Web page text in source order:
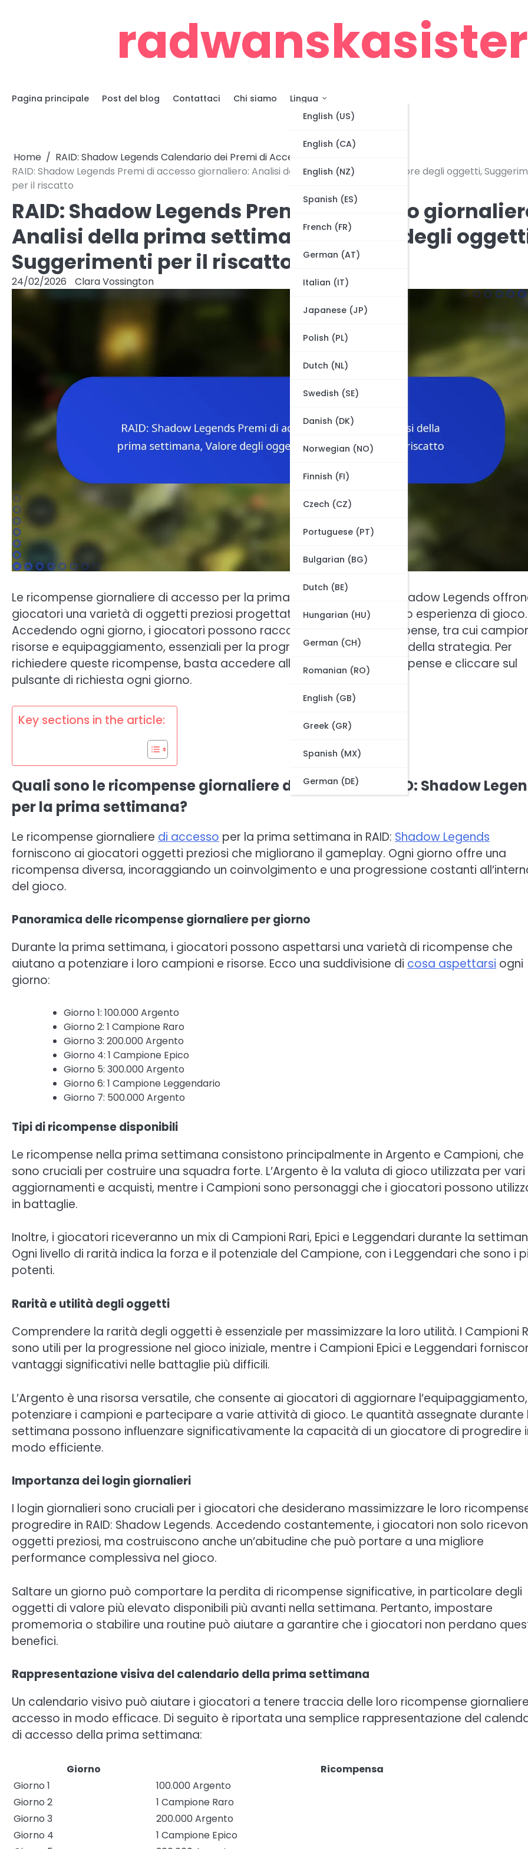
Pagina principale Post del blog Contattaci Chi siamo
Lingua
English (US)
English (CA)
English (NZ)
Spanish (ES)
French (FR)
German (AT)
Italian (IT)
Japanese (JP)
Polish (PL)
Dutch (NL)
Swedish (SE)
Danish (DK)
Norwegian (NO)
Finnish (FI)
Czech (CZ)
Portuguese (PT)
Bulgarian (BG)
Dutch (BE)
Hungarian (HU)
German (CH)
Romanian (RO)
English (GB)
Greek (GR)
Spanish (MX)
German (DE)
Home
RAID: Shadow Legends Calendario dei Premi di Accesso Giornaliero
RAID: Shadow Legends Premi di accesso giornaliero: Analisi della prima settimana, Valore degli oggetti,
per il riscatto
RAID: Shadow Legends Premi di accesso
Analisi della prima settimana, Valore degli
Suggerimenti per il riscatto
24/02/2026 Clara Vossington
Le ricompense giornaliere di accesso per la prima settimana in RAID: Shadow Legends
giocatori una varietà di oggetti preziosi progettati per migliorare la loro esperienza di gioco.
Accedendo ogni giorno, i giocatori possono raccogliere diverse ricompense, tra cui
risorse e equipaggiamento, essenziali per la progressione e lo sviluppo della strategia. Per
richiedere queste ricompense, basta accedere alla sezione delle ricompense e cliccare sul
pulsante di richiesta ogni giorno.
Key sections in the article:
Quali sono le ricompense giornaliere di accesso in RAID: Shadow
per la prima settimana?
Le ricompense giornaliere di accesso per la prima settimana in RAID: Shadow Legends
forniscono ai giocatori oggetti preziosi che migliorano il gameplay. Ogni giorno offre una
ricompensa diversa, incoraggiando un coinvolgimento e una progressione costanti
del gioco.
Panoramica delle ricompense giornaliere per giorno
Durante la prima settimana, i giocatori possono aspettarsi una varietà di ricompense che
aiutano a potenziare i loro campioni e risorse. Ecco una suddivisione di cosa aspettarsi ogni
giorno:
Giorno 1: 100.000 Argento
Giorno 2: 1 Campione Raro
Giorno 3: 200.000 Argento
Giorno 4: 1 Campione Epico
Giorno 5: 300.000 Argento
Giorno 6: 1 Campione Leggendario
Giorno 7: 500.000 Argento
Tipi di ricompense disponibili
Le ricompense nella prima settimana consistono principalmente in Argento e Campioni, che
sono cruciali per costruire una squadra forte. L’Argento è la valuta di gioco utilizzata per vari
aggiornamenti e acquisti, mentre i Campioni sono personaggi che i giocatori possono
in battaglie.
Inoltre, i giocatori riceveranno un mix di Campioni Rari, Epici e Leggendari durante la
Ogni livello di rarità indica la forza e il potenziale del Campione, con i Leggendari che sono i
potenti.
Rarità e utilità degli oggetti
Comprendere la rarità degli oggetti è essenziale per massimizzare la loro utilità. I Campioni
sono utili per la progressione nel gioco iniziale, mentre i Campioni Epici e Leggendari
vantaggi significativi nelle battaglie più difficili.
L’Argento è una risorsa versatile, che consente ai giocatori di aggiornare l’equipaggiamento,
potenziare i campioni e partecipare a varie attività di gioco. Le quantità assegnate durante
settimana possono influenzare significativamente la capacità di un giocatore di progredire
modo efficiente.
Importanza dei login giornalieri
I login giornalieri sono cruciali per i giocatori che desiderano massimizzare le loro
progredire in RAID: Shadow Legends. Accedendo costantemente, i giocatori non solo
oggetti preziosi, ma costruiscono anche un’abitudine che può portare a una migliore
performance complessiva nel gioco.
Saltare un giorno può comportare la perdita di ricompense significative, in particolare degli
oggetti di valore più elevato disponibili più avanti nella settimana. Pertanto, impostare
promemoria o stabilire una routine può aiutare a garantire che i giocatori non perdano
benefici.
Rappresentazione visiva del calendario della prima settimana
Un calendario visivo può aiutare i giocatori a tenere traccia delle loro ricompense
accesso in modo efficace. Di seguito è riportata una semplice rappresentazione del
di accesso della prima settimana:
Giorno
Ricompensa
Giorno 1
100.000 Argento
Giorno 2
1 Campione Raro
Giorno 3
200.000 Argento
Giorno 4
1 Campione Epico